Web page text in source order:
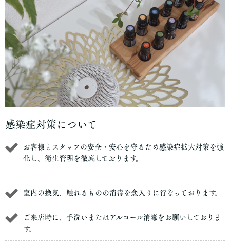
感染症対策について
お客様とスタッフの安全・安心を守るため感染症拡大対策を強
化し、衛生管理を徹底しております。
室内の換気、触れるものの消毒を念入りに行なっております。
ご来店時に、手洗いまたはアルコール消毒をお願いしておりま
す。